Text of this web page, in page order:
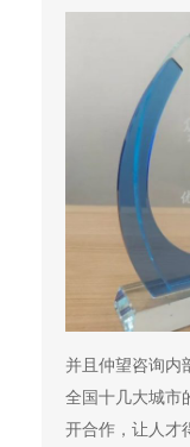
并且仲望咨询内
全国十几大城市
开合作，让人才